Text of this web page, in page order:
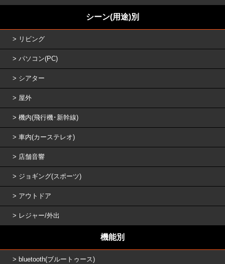
シーン(用途)別
リビング
パソコン(PC)
シアター
屋外
機内(飛行機･新幹線)
車内(カーステレオ)
店舗音響
ジョギング(スポーツ)
アウトドア
レジャー/外出
機能別
bluetooth(ブルートゥース)